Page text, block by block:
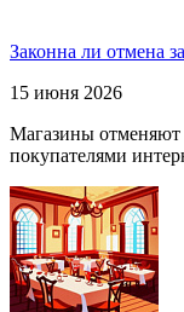
Законна ли отмена
15 июня 2026
Магазины
покупателями